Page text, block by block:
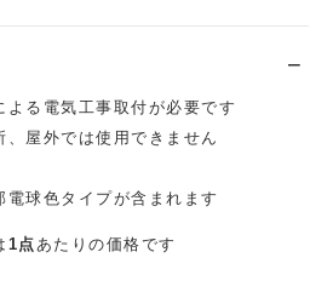
る電気工事取付が必要です
屋外では使用できません
球色タイプが含まれます
1点あたりの価格です